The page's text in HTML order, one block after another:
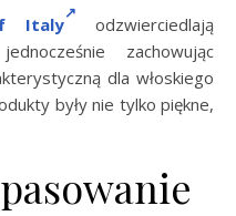
Italy
odzwierciedlają
zachowując
dla włoskiego
były nie tylko piękne,